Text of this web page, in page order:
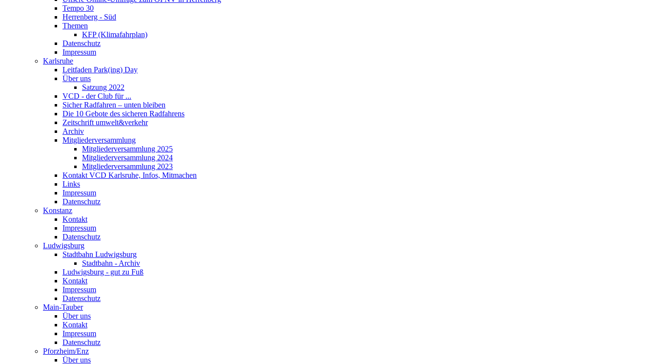
Tempo 30
Herrenberg - Süd
Themen
KFP (Klimafahrplan)
Datenschutz
Impressum
Karlsruhe
Leitfaden Park(ing) Day
Über uns
Satzung 2022
VCD - der Club für ...
Sicher Radfahren – unten bleiben
Die 10 Gebote des sicheren Radfahrens
Zeitschrift umwelt&verkehr
Archiv
Mitgliederversammlung
Mitgliederversammlung 2025
Mitgliederversammlung 2024
Mitgliederversammlung 2023
Kontakt VCD Karlsruhe, Infos, Mitmachen
Links
Impressum
Datenschutz
Konstanz
Kontakt
Impressum
Datenschutz
Ludwigsburg
Stadtbahn Ludwigsburg
Stadtbahn - Archiv
Ludwigsburg - gut zu Fuß
Kontakt
Impressum
Datenschutz
Main-Tauber
Über uns
Kontakt
Impressum
Datenschutz
Pforzheim/Enz
Über uns